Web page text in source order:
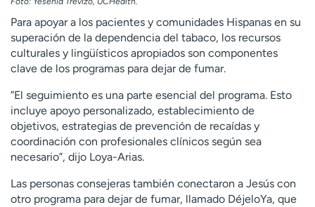
Para apoyar a los pacientes y comunidades Hispanas en su
superación de la dependencia del tabaco, los recursos
culturales y lingüísticos apropiados son componentes
clave de los programas para dejar de fumar.
”El seguimiento es una parte esencial del programa. Esto
incluye apoyo personalizado, establecimiento de
objetivos, estrategias de prevención de recaídas y
coordinación con profesionales clínicos según sea
necesario”, dijo Loya-Arias.
Las personas consejeras también conectaron a Jesús con
otro programa para dejar de fumar, llamado DéjeloYa, que